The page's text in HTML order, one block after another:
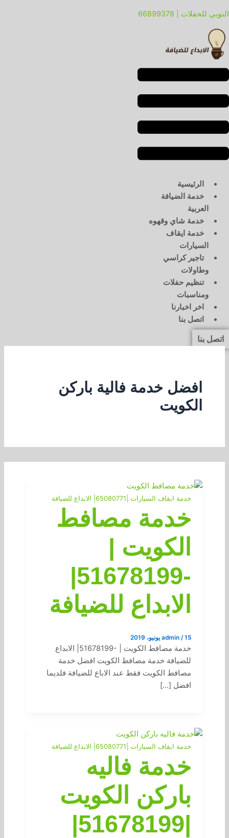
إلى
المحتوى
النوبي للحفلات | 66899378
الرئيسية
خدمة الضيافة
العربية
خدمة شاي وقهوه
خدمة ايقاف
السيارات
تاجير كراسي
وطاولات
تنظيم حفلات
ومناسبات
اخر اخبارنا
اتصل بنا
اتصل بنا
افضل خدمة فالية باركن
الكويت
خدمة ايقاف السيارات |65080771| الابداع للضيافة
خدمة مصافط
الكويت |
-51678199|
الابداع للضيافة
admin /15 يونيو، 2019
خدمة مصافط الكويت | -51678199| الابداع
للضيافة خدمة مصافط الكويت افضل خدمة
مصافط الكويت فقط عند الاباع للضيافة فلديما
افضل […]
خدمة ايقاف السيارات |65080771| الابداع للضيافة
خدمة فاليه
باركن الكويت
|51678199|